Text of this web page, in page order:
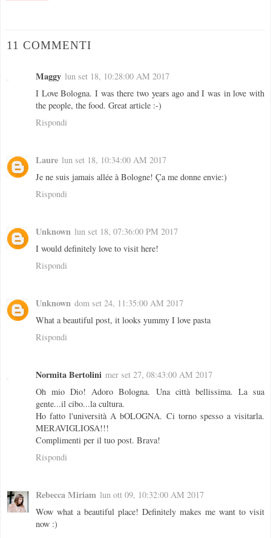
11 COMMENTI
Maggy lun set 18, 10:28:00 AM 2017
I Love Bologna. I was there two years ago and I was in love with
the people, the food. Great article :-)
Rispondi
Laure lun set 18, 10:34:00 AM 2017
Je ne suis jamais allée à Bologne! Ça me donne envie:)
Rispondi
Unknown lun set 18, 07:36:00 PM 2017
I would definitely love to visit here!
Rispondi
Unknown dom set 24, 11:35:00 AM 2017
What a beautiful post, it looks yummy I love pasta
Rispondi
Normita Bertolini mer set 27, 08:43:00 AM 2017
Oh mio Dio! Adoro Bologna. Una città bellissima. La sua
gente...il cibo...la cultura.
Ho fatto l'università A bOLOGNA. Ci torno spesso a visitarla.
MERAVIGLIOSA!!!
Complimenti per il tuo post. Brava!
Rispondi
Rebecca Miriam lun ott 09, 10:32:00 AM 2017
Wow what a beautiful place! Definitely makes me want to visit
now :)